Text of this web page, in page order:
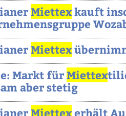
Miettexkauft
Miettex
Markt fürMiettex
aber stetig
Miettexerhält